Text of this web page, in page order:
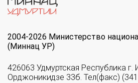
2004-2026 Министерство
(Миннац УР)
426063 Удмуртская Республика г.
Орджоникидзе 33б. Тел(факс)